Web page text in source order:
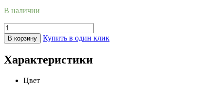
В наличии
В корзину Купить в один клик
Характеристики
Цвет